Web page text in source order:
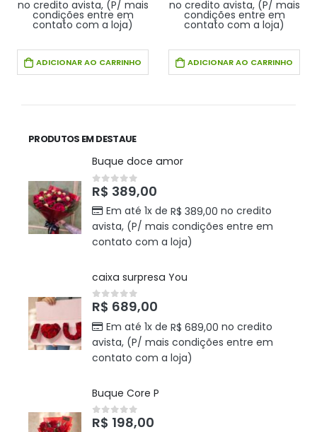
no credito avista, (P/ mais
condições entre em
contato com a loja)
ADICIONAR AO CARRINHO
no credito avista, (P/ mais
condições entre em
contato com a loja)
ADICIONAR AO CARRINHO
PRODUTOS EM DESTAUE
Buque doce amor
0out of 5
R$ 389,00
Em até 1x de R$ 389,00 no credito
avista, (P/ mais condições entre em
contato com a loja)
caixa surpresa You
0out of 5
R$ 689,00
Em até 1x de R$ 689,00 no credito
avista, (P/ mais condições entre em
contato com a loja)
Buque Core P
0out of 5
R$ 198,00